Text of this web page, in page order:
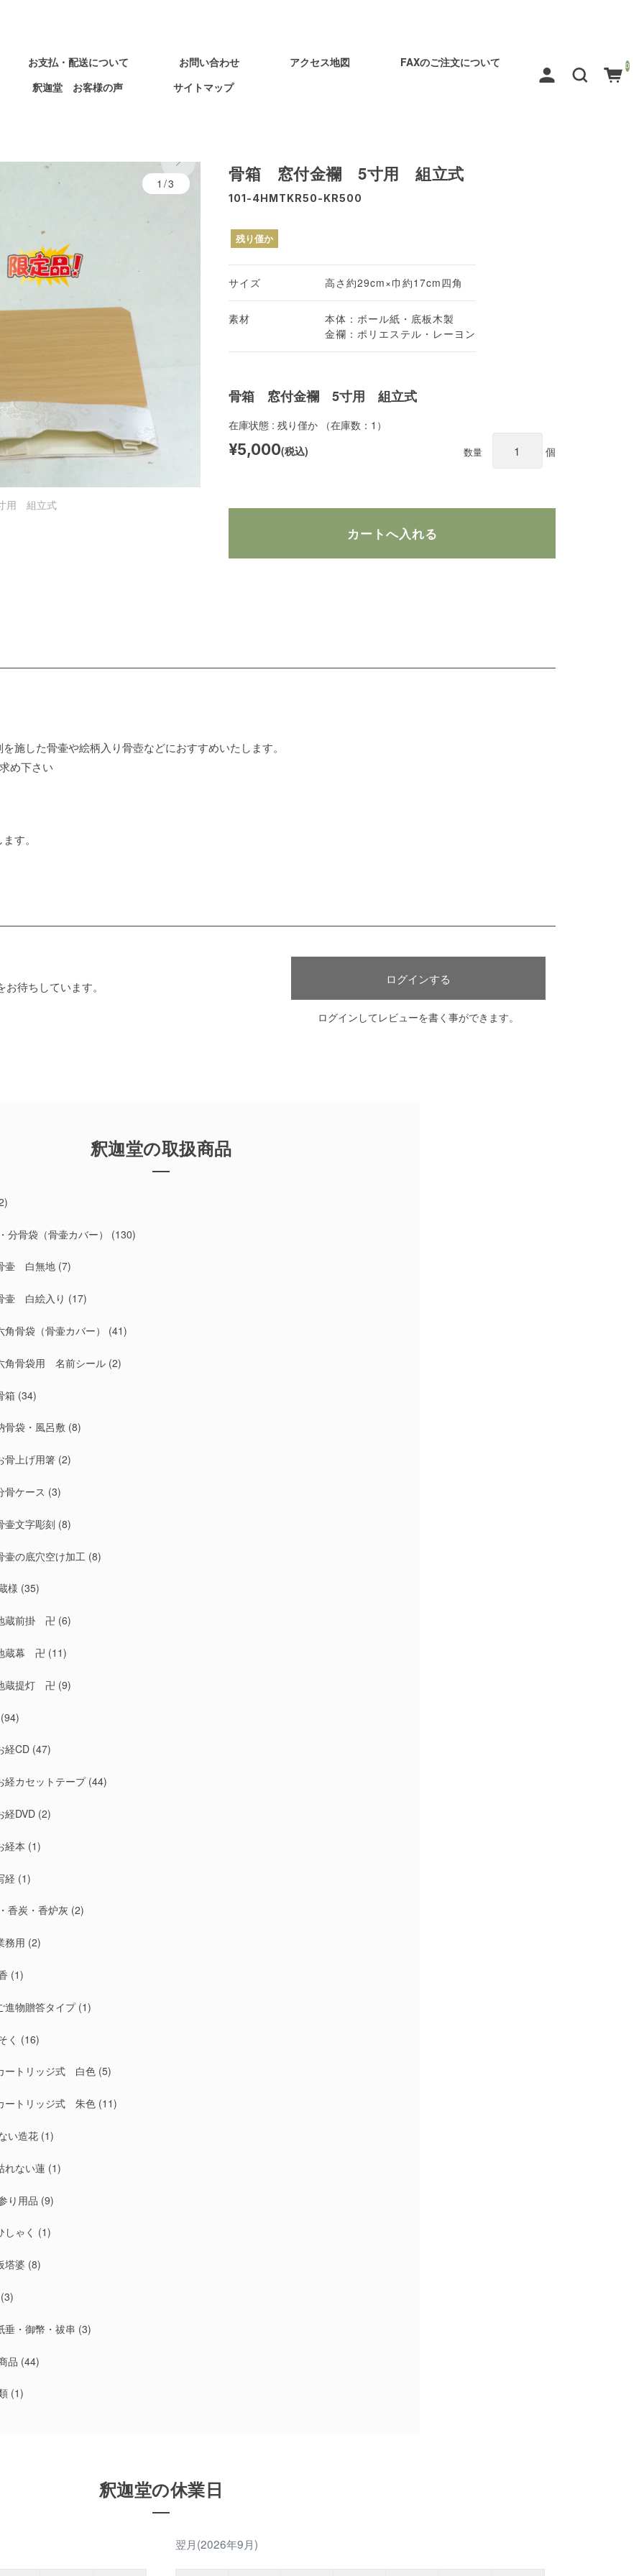
お支払・配送について お問い合わせ アクセス地図
FAXのご注文について
釈迦堂 お客様の声
サイトマップ
0
用 組立式
1/3 骨箱 窓付金襴 5寸用 組立式
101-4HMTKR50-KR500
残り僅か
サイズ 高さ約29cm×巾約17cm四角
素材
本体：ボール紙・底板木製
金襴：ポリエステル・レーヨン
骨箱 窓付金襴 5寸用 組立式
在庫状態 : 残り僅か （在庫数：1）
¥5,000(税込) 数量 個
施した骨壷や絵柄入り骨壺などにおすすめいたします。
め下さい
す。
待ちしています。 ログインする
ログインしてレビューを書く事ができます。
釈迦堂の取扱商品
分骨袋（骨壷カバー） (130)
壷 白無地(7)
壷 白絵入り (17)
角骨袋（骨壷カバー） (41)
角骨袋用 名前シール(2)
箱(34)
骨袋・風呂敷(8)
骨上げ用箸(2)
骨ケース (3)
壷文字彫刻 (8)
壷の底穴空け加工 (8)
様 (35)
蔵前掛 卍 (6)
蔵幕 卍 (11)
蔵提灯 卍 (9)
経CD(47)
経カセットテープ(44)
経DVD(2)
経本 (1)
経 (1)
香炭・香炉灰(2)
務用 (2)
(1)
進物贈答タイプ(1)
く (16)
ートリッジ式 白色(5)
ートリッジ式 朱色(11)
い造花(1)
れない蓮(1)
り用品 (9)
しゃく (1)
塔婆(8)
垂・御幣・祓串 (3)
品 (44)
(1)
釈迦堂の休業日
翌月(2026年9月)